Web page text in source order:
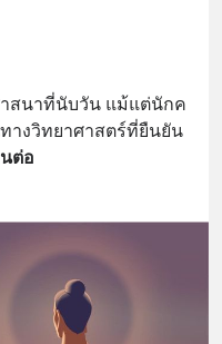
สนาที่นับวัน แม้แต่นักค
งวิทยาศาสตร์ที่ยืนยัน
ต่อ